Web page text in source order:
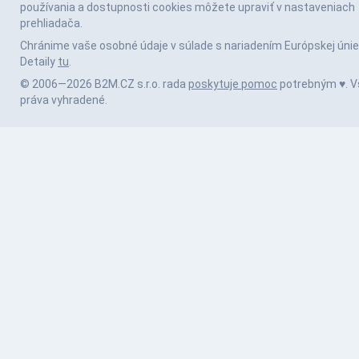
používania a dostupnosti cookies môžete upraviť v nastaveniach
prehliadača.
Chránime vaše osobné údaje v súlade s nariadením Európskej únie
Detaily tu.
© 2006—2026 B2M.CZ s.r.o. rada poskytuje pomoc potrebným ♥️.
práva vyhradené.